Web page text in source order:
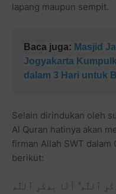
lapang maupun sempit.
Baca juga: Masjid
Jogyakarta
dalam 3 Hari untuk
Selain dirindukan oleh
Al Quran hatinya akan
firman Allah SWT dalam
berikut:
ٱللَّهِ ۗ أَلَا بِذِكْرِ ٱللَّهِ